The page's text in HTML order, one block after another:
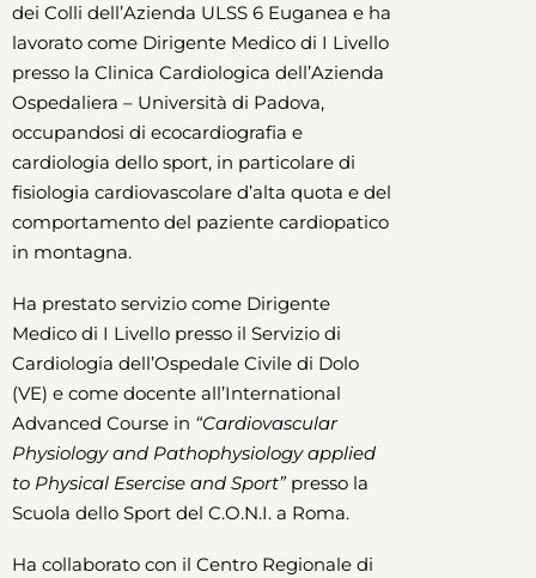
dei Colli dell’Azienda ULSS 6 Euganea e ha
lavorato come Dirigente Medico di I Livello
presso la Clinica Cardiologica dell’Azienda
Ospedaliera – Università di Padova,
occupandosi di ecocardiografia e
cardiologia dello sport, in particolare di
fisiologia cardiovascolare d’alta quota e del
comportamento del paziente cardiopatico
in montagna.
Ha prestato servizio come Dirigente
Medico di I Livello presso il Servizio di
Cardiologia dell’Ospedale Civile di Dolo
(VE) e come docente all’International
Advanced Course in “Cardiovascular
Physiology and Pathophysiology applied
to Physical Esercise and Sport”presso la
Scuola dello Sport del C.O.N.I. a Roma.
Ha collaborato con il Centro Regionale di